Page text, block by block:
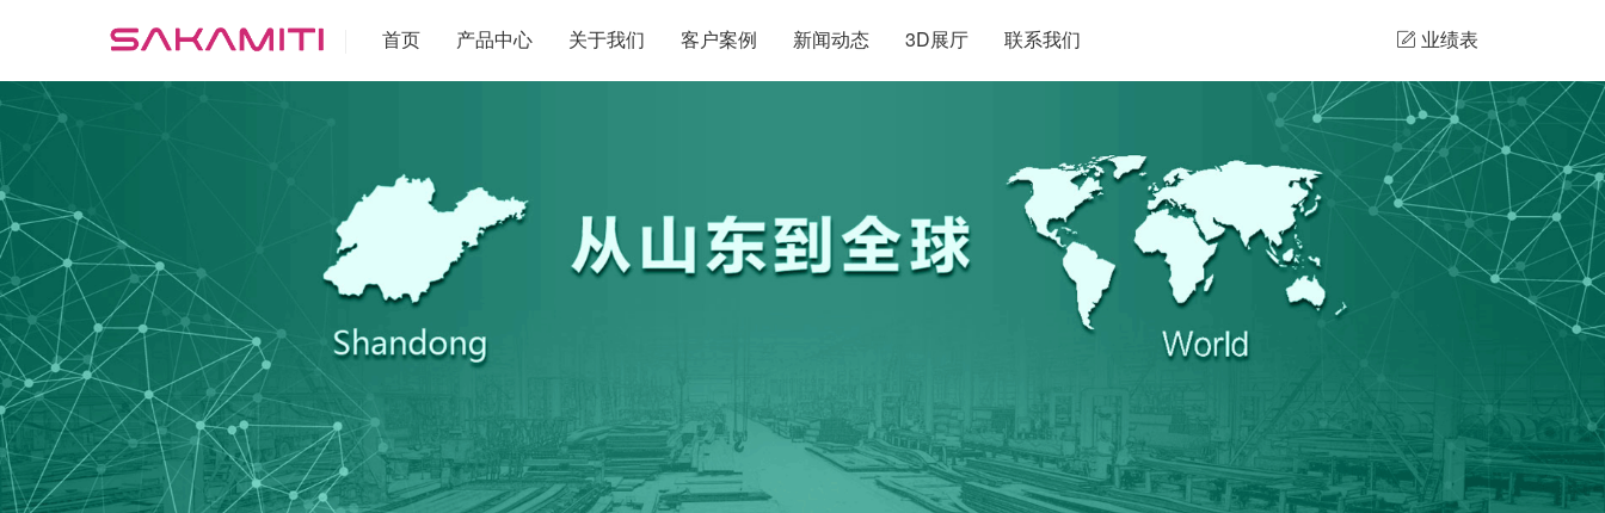
首页 产品中心 关于我们 客户案例 新闻动态 3D展厅 联系我们  业绩表